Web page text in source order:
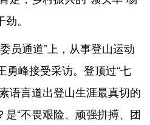
。
通道”上，从事登山运动
勇峰接受采访。登顶过“七
语言道出登山生涯最真切的
“不畏艰险、顽强拼搏、团